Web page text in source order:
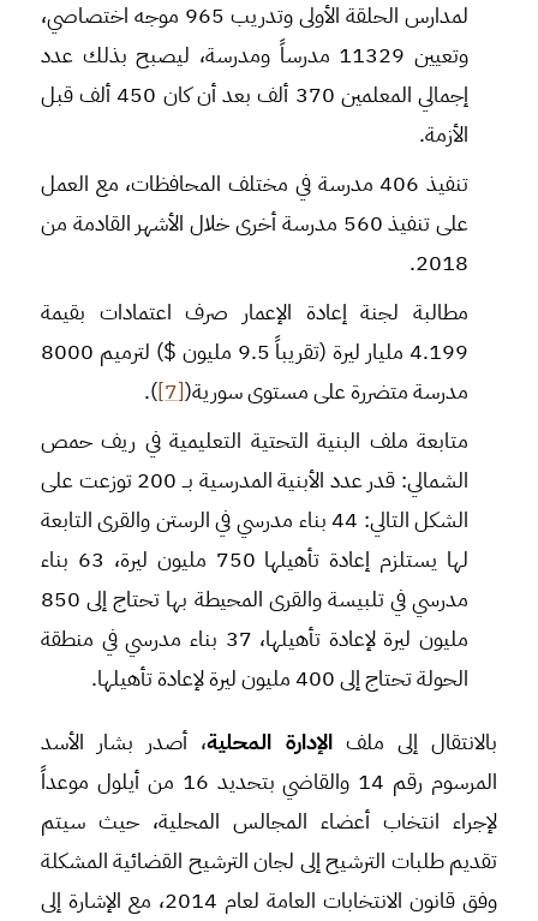
لمدارس الحلقة الأولى وتدريب 965 موجه اختصاصي،
وتعيين 11329 مدرساً ومدرسة، ليصبح بذلك عدد
إجمالي المعلمين 370 ألف بعد أن كان 450 ألف قبل
الأزمة.
تنفيذ 406 مدرسة في مختلف المحافظات، مع العمل
على تنفيذ 560 مدرسة أخرى خلال الأشهر القادمة من
2018.
مطالبة لجنة إعادة الإعمار صرف اعتمادات بقيمة
4.199 مليار ليرة (تقريباً 9.5 مليون $) لترميم 8000
مدرسة متضررة على مستوى سورية([7]
).
متابعة ملف البنية التحتية التعليمية في ريف حمص
الشمالي: قدر عدد الأبنية المدرسية بــ 200 توزعت على
الشكل التالي: 44 بناء مدرسي في الرستن والقرى التابعة
لها يستلزم إعادة تأهيلها 750 مليون ليرة، 63 بناء
مدرسي في تلبيسة والقرى المحيطة بها تحتاج إلى 850
مليون ليرة لإعادة تأهيلها، 37 بناء مدرسي في منطقة
الحولة تحتاج إلى 400 مليون ليرة لإعادة تأهيلها.
بالانتقال إلى ملفالإدارة المحلية، أصدر بشار الأسد
المرسوم رقم 14 والقاضي بتحديد 16 من أيلول موعداً
لإجراء انتخاب أعضاء المجالس المحلية، حيث سيتم
تقديم طلبات الترشيح إلى لجان الترشيح القضائية المشكلة
وفق قانون الانتخابات العامة لعام 2014، مع الإشارة إلى